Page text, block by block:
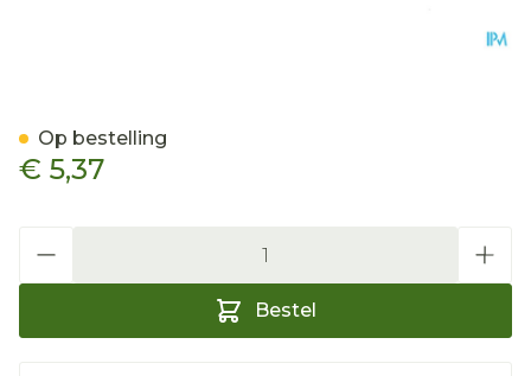
€ 5,37
Bestel
Op bestelling